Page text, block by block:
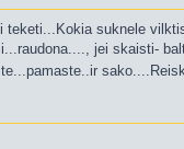
teketi...Kokia suknele
jei skaisti-